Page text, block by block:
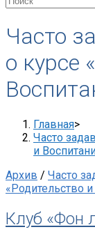
Часто
о курсе
Главная>
Часто
и
Архив / Часто
«Родительство
Клуб «Фон